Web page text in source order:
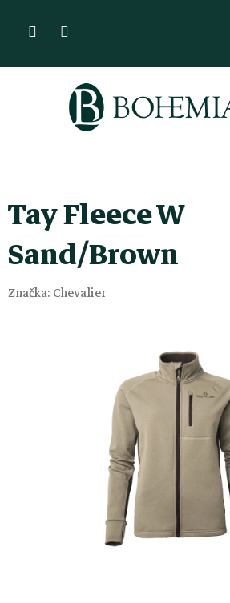
Tay Fleece W
Sand/Brown
Značka: Chevalier